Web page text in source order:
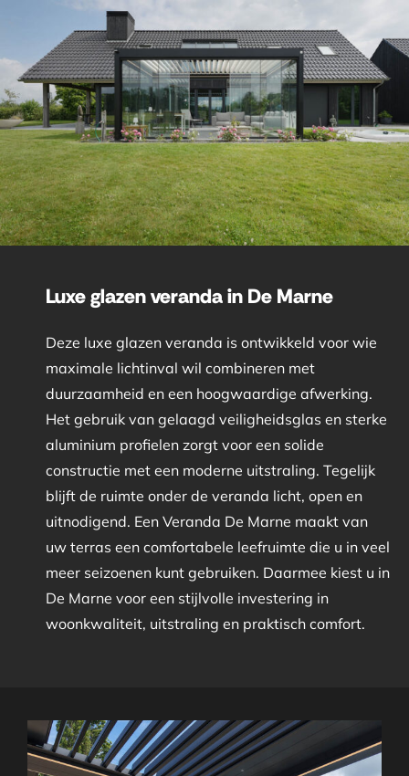
Luxe glazen veranda in De Marne
Deze luxe glazen veranda is ontwikkeld voor wie
maximale lichtinval wil combineren met
duurzaamheid en een hoogwaardige afwerking.
Het gebruik van gelaagd veiligheidsglas en sterke
aluminium profielen zorgt voor een solide
constructie met een moderne uitstraling. Tegelijk
blijft de ruimte onder de veranda licht, open en
uitnodigend. Een Veranda De Marne maakt van
uw terras een comfortabele leefruimte die u in veel
meer seizoenen kunt gebruiken. Daarmee kiest u in
De Marne voor een stijlvolle investering in
woonkwaliteit, uitstraling en praktisch comfort.